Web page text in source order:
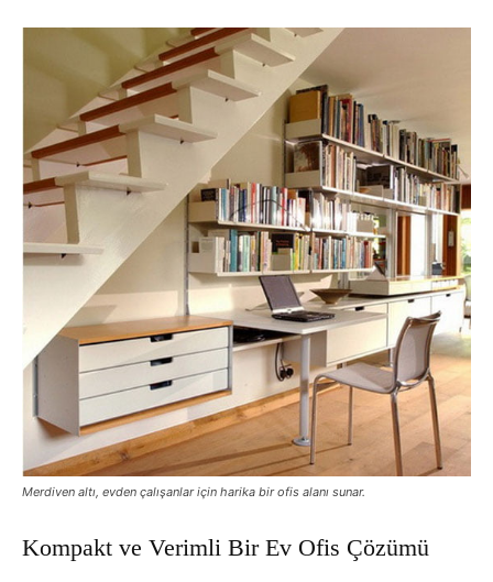
Merdiven altı, evden çalışanlar için harika bir ofis alanı sunar.
Kompakt ve Verimli Bir Ev Ofis Çözümü